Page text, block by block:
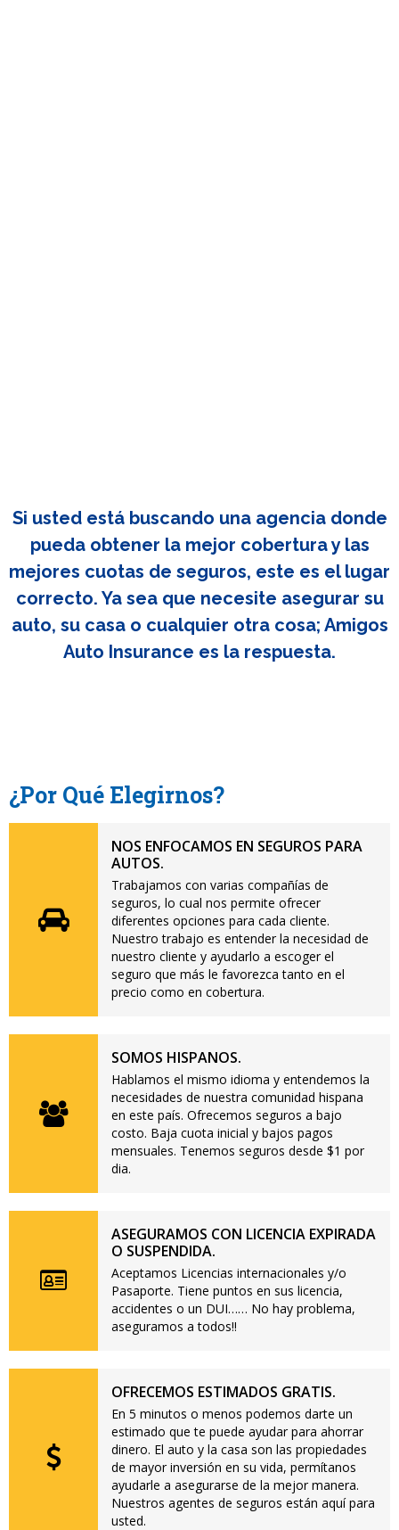
Si usted está buscando una agencia donde
pueda obtener la mejor cobertura y las
mejores cuotas de seguros, este es el lugar
correcto. Ya sea que necesite asegurar su
auto, su casa o cualquier otra cosa; Amigos
Auto Insurance es la respuesta.
¿Por Qué Elegirnos?
NOS ENFOCAMOS EN SEGUROS PARA
AUTOS.
Trabajamos con varias compañías de
seguros, lo cual nos permite ofrecer
diferentes opciones para cada cliente.
Nuestro trabajo es entender la necesidad de
nuestro cliente y ayudarlo a escoger el
seguro que más le favorezca tanto en el
precio como en cobertura.
SOMOS HISPANOS.
Hablamos el mismo idioma y entendemos la
necesidades de nuestra comunidad hispana
en este país. Ofrecemos seguros a bajo
costo. Baja cuota inicial y bajos pagos
mensuales. Tenemos seguros desde $1 por
dia.
ASEGURAMOS CON LICENCIA EXPIRADA
O SUSPENDIDA.
Aceptamos Licencias internacionales y/o
Pasaporte. Tiene puntos en sus licencia,
accidentes o un DUI…… No hay problema,
aseguramos a todos!!
OFRECEMOS ESTIMADOS GRATIS.
En 5 minutos o menos podemos darte un
estimado que te puede ayudar para ahorrar
dinero. El auto y la casa son las propiedades
de mayor inversión en su vida, permítanos
ayudarle a asegurarse de la mejor manera.
Nuestros agentes de seguros están aquí para
usted.